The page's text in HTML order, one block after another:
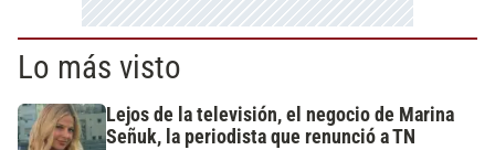
Lo más visto
Lejos de la televisión, el negocio de Marina
Señuk, la periodista que renunció a TN